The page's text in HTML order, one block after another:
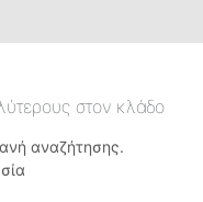
στον κλάδο
αναζήτησης.